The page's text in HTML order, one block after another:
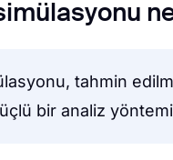
tahmin
bir analiz